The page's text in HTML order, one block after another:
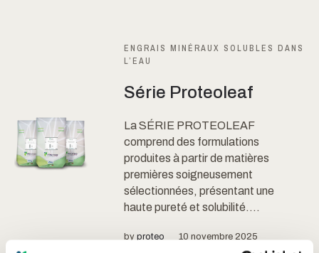
ENGRAIS MINÉRAUX SOLUBLES DANS
L’EAU
Série Proteoleaf
La SÉRIE PROTEOLEAF
comprend des formulations
produites à partir de matières
premières soigneusement
sélectionnées, présentant une
haute pureté et solubilité....
byproteo 10 novembre 2025